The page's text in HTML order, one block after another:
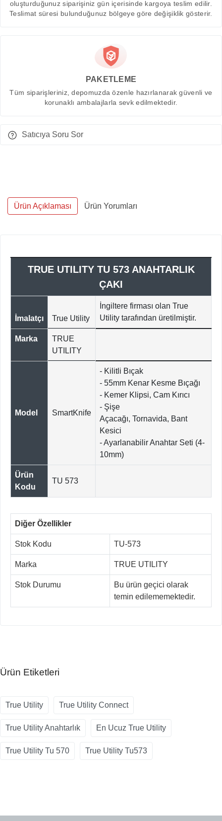
oluşturduğunuz siparişiniz gün içerisinde kargoya teslim edilir.
Teslimat süresi bulunduğunuz bölgeye göre değişiklik gösterir.
PAKETLEME
Tüm siparişleriniz, depomuzda özenle hazırlanarak güvenli ve
korunaklı ambalajlarla sevk edilmektedir.
Satıcıya Soru Sor
Ürün Açıklaması Ürün Yorumları
TRUE UTILITY TU 573 ANAHTARLIK
ÇAKI
İmalatçı True Utility
İngiltere firması olan True
Utility tarafından üretilmiştir.
Marka
TRUE
UTILITY
Model SmartKnife
​- Kilitli Bıçak
- 55mm Kenar Kesme Bıçağı
- Kemer Klipsi, Cam Kırıcı
- Şişe
Açacağı, Tornavida, Bant
Kesici
- Ayarlanabilir Anahtar Seti (4-
10mm)
Ürün
Kodu
TU 573
Diğer Özellikler
Stok Kodu TU-573
Marka TRUE UTILITY
Stok Durumu
Bu ürün geçici olarak
temin edilememektedir.
Ürün Etiketleri
True Utility True Utility Connect
True Utility Anahtarlık En Ucuz True Utility
True Utility Tu 570 True Utility Tu573